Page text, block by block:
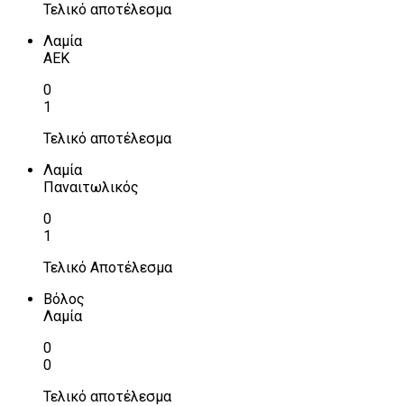
Τελικό αποτέλεσμα
Λαμία
ΑΕΚ
0
1
Τελικό αποτέλεσμα
Λαμία
Παναιτωλικός
0
1
Τελικό Αποτέλεσμα
Βόλος
Λαμία
0
0
Τελικό αποτέλεσμα